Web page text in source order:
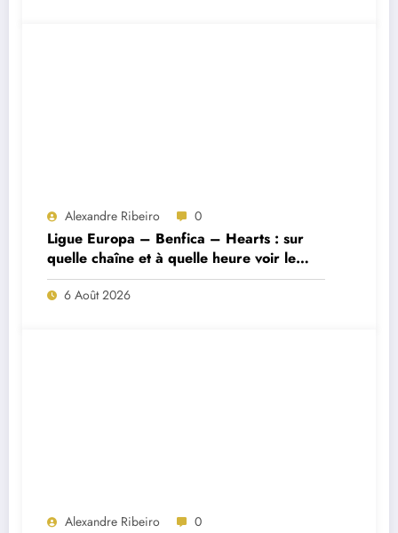
Alexandre Ribeiro 0
Ligue Europa – Benfica – Hearts : sur
quelle chaîne et à quelle heure voir le
match ?
6 Août 2026
Alexandre Ribeiro 0